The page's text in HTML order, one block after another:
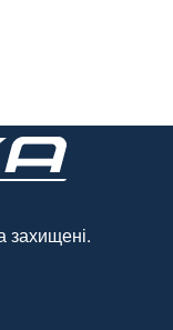
захищені.